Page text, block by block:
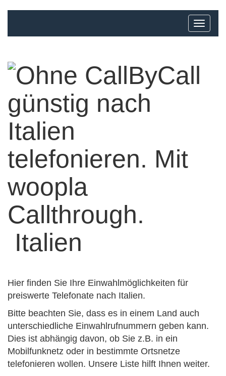
Italien
Hier finden Sie Ihre Einwahlmöglichkeiten für
preiswerte Telefonate nach Italien.
Bitte beachten Sie, dass es in einem Land auch
unterschiedliche Einwahlrufnummern geben kann.
Dies ist abhängig davon, ob Sie z.B. in ein
Mobilfunknetz oder in bestimmte Ortsnetze
telefonieren wollen. Unsere Liste hilft Ihnen weiter.